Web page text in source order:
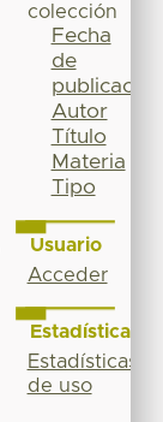
colección
Fecha
de
publicación
Autor
Título
Materia
Tipo
Usuario
Acceder
Estadísticas
Estadísticas
de uso